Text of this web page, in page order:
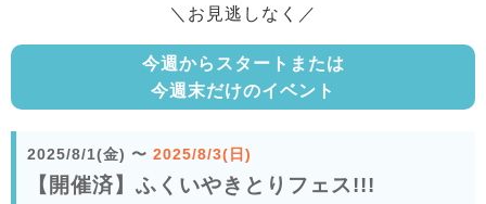
＼お見逃しなく／
今週からスタートまたは
今週末だけのイベント
2025/8/1(金) 〜 2025/8/3(日)
【開催済】ふくいやきとりフェス!!!